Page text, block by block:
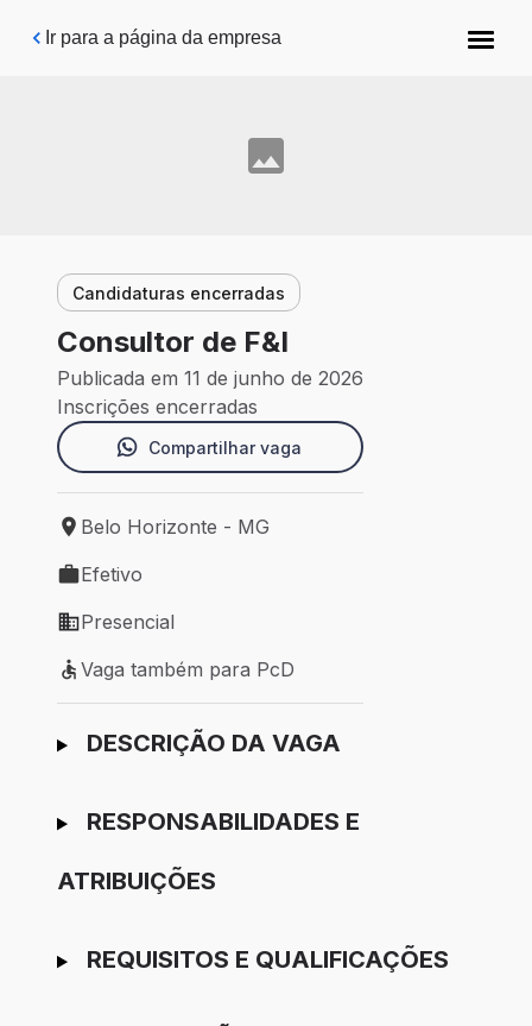
Pular para o conteúdo principal
Ir para a página da empresa
Candidaturas encerradas
Consultor de F&I
Publicada em 11 de junho de 2026
Inscrições encerradas
Compartilhar vaga
Local de trabalho: Belo Horizonte - MG
Belo Horizonte - MG
Tipo de vaga: Efetivo
Efetivo
Modelo de trabalho: Presencial
Presencial
Vaga também para PcD
Vaga também para PcD
Ir para candidatura
DESCRIÇÃO DA VAGA
RESPONSABILIDADES E
ATRIBUIÇÕES
REQUISITOS E QUALIFICAÇÕES